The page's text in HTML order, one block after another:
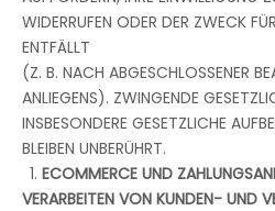
WIDERRUFEN ODER DER ZWECK
ENTFÄLLT
(Z. B. NACH ABGESCHLOSSENER
ANLIEGENS). ZWINGENDE
INSBESONDERE GESETZLICHE
BLEIBEN UNBERÜHRT.
ECOMMERCE UND
VERARBEITEN VON KUNDEN- UND